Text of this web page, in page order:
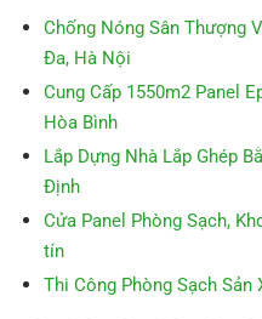
Chống Nóng Sân Thượng
Đa, Hà Nội
Cung Cấp 1550m2 Panel
Hòa Bình
Lắp Dựng Nhà Lắp Ghép
Định
Cửa Panel Phòng Sạch,
tín
Thi Công Phòng Sạch Sản